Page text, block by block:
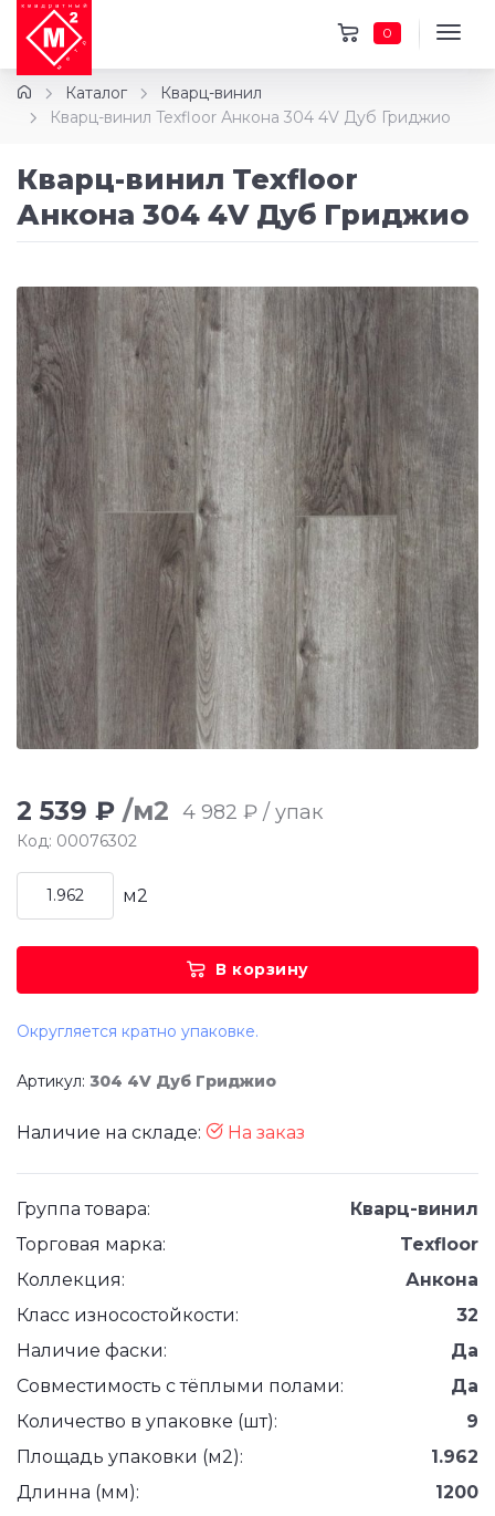
0
Каталог
Кварц-винил
Кварц-винил Texfloor Анкона 304 4V Дуб Гриджио
Кварц-винил Texfloor
Анкона 304 4V Дуб Гриджио
2 539 ₽ /м2 4 982 ₽ / упак
Код: 00076302
м2
В корзину
Округляется кратно упаковке.
Артикул: 304 4V Дуб Гриджио
Наличие на складе: На заказ
Группа товара:
Кварц-винил
Торговая марка:
Texfloor
Коллекция:
Анкона
Класс износостойкости:
32
Наличие фаски:
Да
Совместимость с тёплыми полами:
Да
Количество в упаковке (шт):
9
Площадь упаковки (м2):
1.962
Длинна (мм):
1200